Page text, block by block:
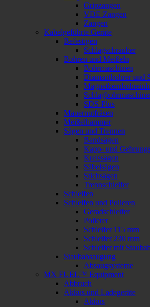
Gripzangen
VDE Zangen
Zangen
Kabelgeführte Geräte
Befestigen
Schlagschrauber
Bohren und Meißeln
Bohrmaschinen
Diamantbohrer und
SDS-Plus
Mauernutfräsen
Meißelhammer
Sägen und Trennen
Bandsägen
Kapp- und
Kreissägen
Säbelsägen
Stichsägen
Trennschleifer
Schleifen
Schleifen und Polieren
Geradschleifer
Polierer
Schleifer 115 mm
Schleifer 230 mm
Schleifer mit
Staubabsaugung
Absaugsysteme
MX FUEL™ Equipment
Abbruch
Akkus und Ladegeräte
Akkus